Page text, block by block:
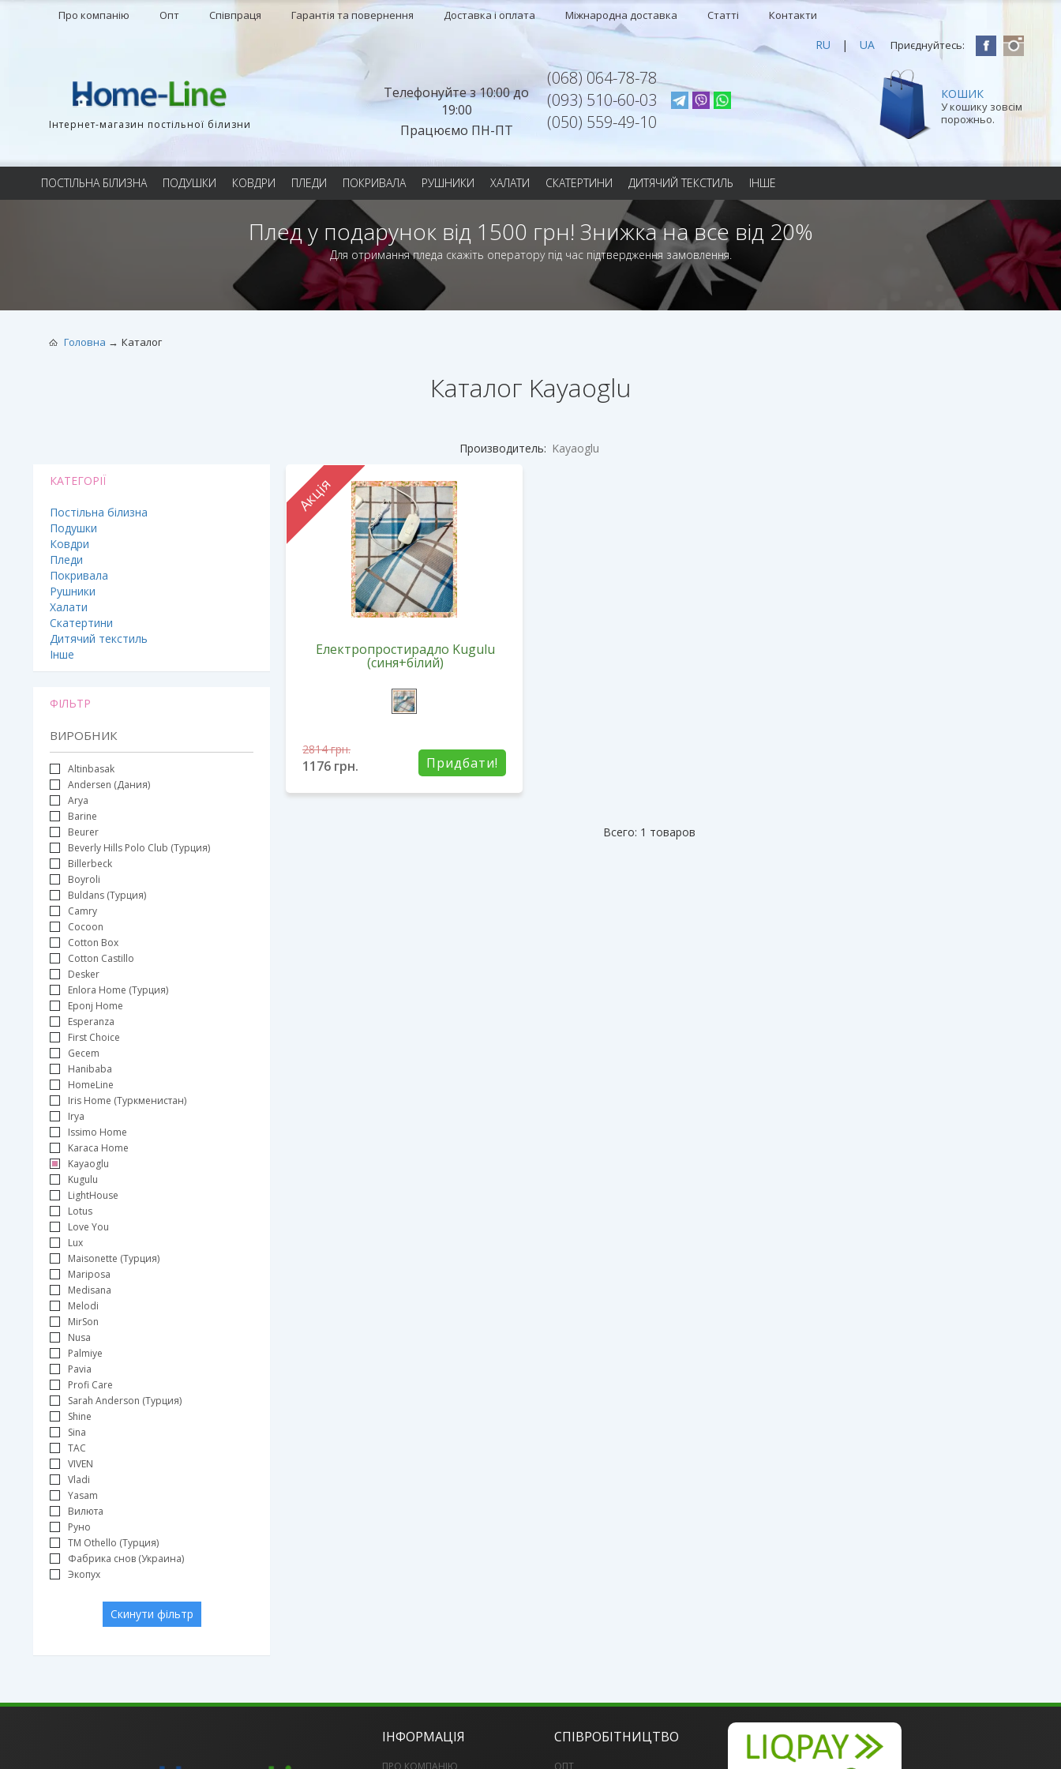
Про компанію Опт Співпраця Гарантія та повернення Доставка і оплата Міжнародна доставка Статті Контакти
RU | UA Приєднуйтесь:
Інтернет-магазин постільної білизни
Телефонуйте з 10:00 до
19:00
Працюємо ПН-ПТ
(068) 064-78-78
(093) 510-60-03
(050) 559-49-10
КОШИК
У кошику зовсім
порожньо.
ПОСТІЛЬНА БІЛИЗНА ПОДУШКИ КОВДРИ ПЛЕДИ ПОКРИВАЛА РУШНИКИ ХАЛАТИ СКАТЕРТИНИ ДИТЯЧИЙ ТЕКСТИЛЬ ІНШЕ
Плед у подарунок від 1500 грн! Знижка на все від 20%
Для отримання пледа скажіть оператору під час підтвердження замовлення.
Головна Каталог
Каталог Kayaoglu
Производитель: Kayaoglu
КАТЕГОРІЇ
Постільна білизна
Подушки
Ковдри
Пледи
Покривала
Рушники
Халати
Скатертини
Дитячий текстиль
Інше
ФІЛЬТР
ВИРОБНИК
Altinbasak
Andersen (Дания)
Arya
Barine
Beurer
Beverly Hills Polo Club (Турция)
Billerbeck
Boyroli
Buldans (Турция)
Camry
Cocoon
Cotton Box
Cotton Castillo
Desker
Enlora Home (Турция)
Eponj Home
Esperanza
First Choice
Gecem
Hanibaba
HomeLine
Iris Home (Туркменистан)
Irya
Issimo Home
Karaca Home
Kayaoglu
Kugulu
LightHouse
Lotus
Love You
Lux
Maisonette (Турция)
Mariposa
Medisana
Melodi
MirSon
Nusa
Palmiye
Pavia
Profi Care
Sarah Anderson (Турция)
Shine
Sina
TAC
VIVEN
Vladi
Yasam
Вилюта
Руно
ТМ Othello (Турция)
Фабрика снов (Украина)
Экопух
Скинути фільтр
Акція
Електропростирадло Kugulu
(синя+білий)
Придбати!
2814грн.
1176 грн.
Всего: 1 товаров
ІНФОРМАЦІЯ
ПРО КОМПАНІЮ
СПІВРОБІТНИЦТВО
ОПТ